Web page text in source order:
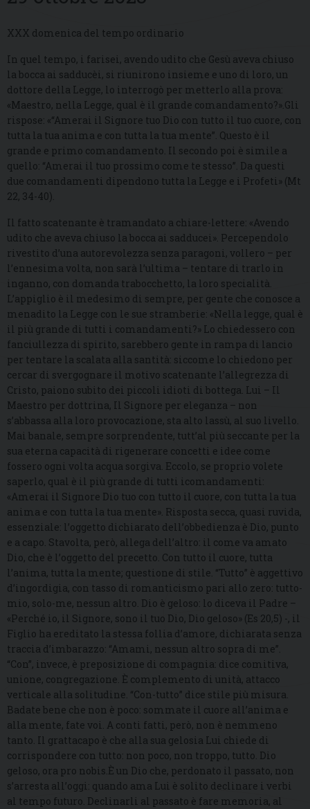
XXX domenica del tempo ordinario
In quel tempo, i farisei, avendo udito che Gesù aveva chiuso
la bocca ai sadducèi, si riunirono insieme e uno di loro, un
dottore della Legge, lo interrogò per metterlo alla prova:
«Maestro, nella Legge, qual è il grande comandamento?».Gli
rispose: «“Amerai il Signore tuo Dio con tutto il tuo cuore, con
tutta la tua anima e con tutta la tua mente”. Questo è il
grande e primo comandamento. Il secondo poi è simile a
quello: “Amerai il tuo prossimo come te stesso”. Da questi
due comandamenti dipendono tutta la Legge e i Profeti» (Mt
22, 34-40).
Il fatto scatenante è tramandato a chiare-lettere: «Avendo
udito che aveva chiuso la bocca ai sadducei». Percependolo
rivestito d’una autorevolezza senza paragoni, vollero – per
l’ennesima volta, non sarà l’ultima – tentare di trarlo in
inganno, con domanda trabocchetto, la loro specialità.
L’appiglio è il medesimo di sempre, per gente che conosce a
menadito la Legge con le sue stramberie: «Nella legge, qual è
il più grande di tutti i comandamenti?» Lo chiedessero con
fanciullezza di spirito, sarebbero gente in rampa di lancio
per tentare la scalata alla santità: siccome lo chiedono per
cercar di svergognare il motivo scatenante l’allegrezza di
Cristo, paiono subito dei piccoli idioti di bottega. Lui – Il
Maestro per dottrina, Il Signore per eleganza – non
s’abbassa alla loro provocazione, sta alto lassù, al suo livello.
Mai banale, sempre sorprendente, tutt’al più seccante per la
sua eterna capacità di rigenerare concetti e idee come
fossero ogni volta acqua sorgiva. Eccolo, se proprio volete
saperlo, qual è il più grande di tutti icomandamenti:
«Amerai il Signore Dio tuo con tutto il cuore, con tutta la tua
anima e con tutta la tua mente». Risposta secca, quasi ruvida,
essenziale: l’oggetto dichiarato dell’obbedienza è Dio, punto
e a capo. Stavolta, però, allega dell’altro: il come va amato
Dio, che è l’oggetto del precetto. Con tutto il cuore, tutta
l’anima, tutta la mente; questione di stile. “Tutto” è aggettivo
d’ingordigia, con tasso di romanticismo pari allo zero: tutto-
mio, solo-me, nessun altro. Dio è geloso: lo diceva il Padre –
«Perché io, il Signore, sono il tuo Dio, Dio geloso» (Es 20,5) -, il
Figlio ha ereditato la stessa follia d’amore, dichiarata senza
traccia d’imbarazzo: “Amami, nessun altro sopra di me”.
“Con”, invece, è preposizione di compagnia: dice comitiva,
unione, congregazione. È complemento di unità, attacco
verticale alla solitudine. “Con-tutto” dice stile più misura.
Badate bene che non è poco: sommate il cuore all’anima e
alla mente, fate voi. A conti fatti, però, non è nemmeno
tanto. Il grattacapo è che alla sua gelosia Lui chiede di
corrispondere con tutto: non poco, non troppo, tutto. Dio
geloso, ora pro nobis.È un Dio che, perdonato il passato, non
s’arresta all’oggi: quando ama Lui è solito declinare i verbi
al tempo futuro. Declinarli al passato è fare memoria, al